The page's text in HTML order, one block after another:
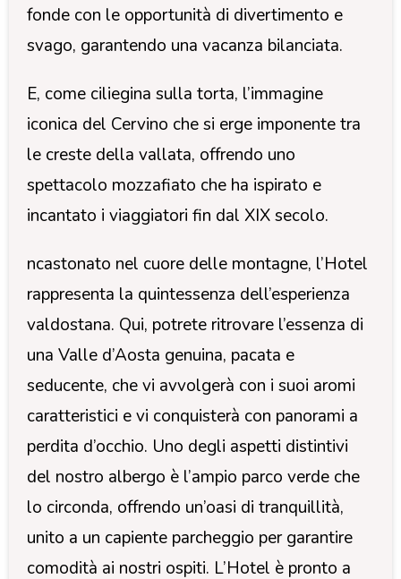
fonde con le opportunità di divertimento e
svago, garantendo una vacanza bilanciata.
E, come ciliegina sulla torta, l’immagine
iconica del Cervino che si erge imponente tra
le creste della vallata, offrendo uno
spettacolo mozzafiato che ha ispirato e
incantato i viaggiatori fin dal XIX secolo.
ncastonato nel cuore delle montagne, l’Hotel
rappresenta la quintessenza dell’esperienza
valdostana. Qui, potrete ritrovare l’essenza di
una Valle d’Aosta genuina, pacata e
seducente, che vi avvolgerà con i suoi aromi
caratteristici e vi conquisterà con panorami a
perdita d’occhio. Uno degli aspetti distintivi
del nostro albergo è l’ampio parco verde che
lo circonda, offrendo un’oasi di tranquillità,
unito a un capiente parcheggio per garantire
comodità ai nostri ospiti. L’Hotel è pronto a